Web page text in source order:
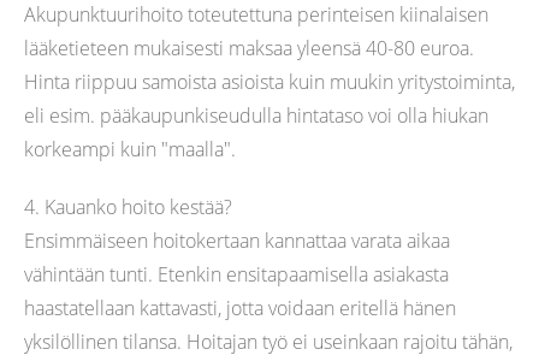
Akupunktuurihoito toteutettuna perinteisen kiinalaisen
lääketieteen mukaisesti maksaa yleensä 40-80 euroa.
Hinta riippuu samoista asioista kuin muukin yritystoiminta,
eli esim. pääkaupunkiseudulla hintataso voi olla hiukan
korkeampi kuin "maalla".
4. Kauanko hoito kestää?
Ensimmäiseen hoitokertaan kannattaa varata aikaa
vähintään tunti. Etenkin ensitapaamisella asiakasta
haastatellaan kattavasti, jotta voidaan eritellä hänen
yksilöllinen tilansa. Hoitajan työ ei useinkaan rajoitu tähän,